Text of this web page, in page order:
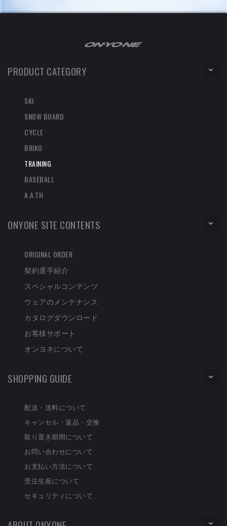
PRODUCT CATEGORY
SKI
SNOW BOARD
CYCLE
BRIKO
TRAINING
BASEBALL
A.A.TH
ONYONE SITE CONTENTS
ORIGINAL ORDER
契約選手紹介
スペシャルコンテンツ
ウェアのメンテナンス
カタログダウンロード
お客様サポート
オンヨネについて
SHOPPING GUIDE
配送・送料について
キャンセル・返品・交換
取り置き期間について
お問い合わせについて
お支払い方法について
受注生産について
セキュリティについて